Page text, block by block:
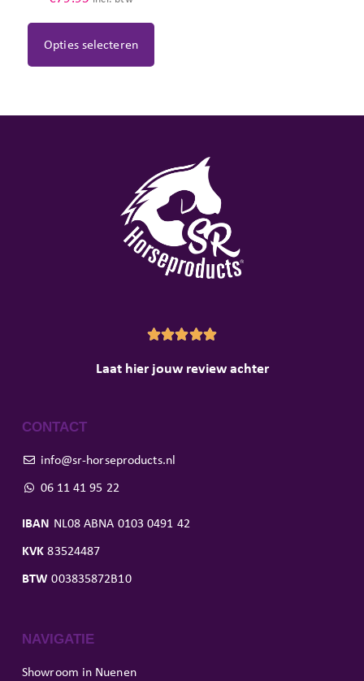
Opties selecteren

Laat hier jouw review achter
CONTACT
info@sr-horseproducts.nl
06 11 41 95 22
IBAN NL08 ABNA 0103 0491 42
KVK 83524487
BTW 003835872B10
NAVIGATIE
Showroom in Nuenen